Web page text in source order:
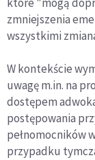
zmniejszenia
wszystkimi
W kontekście
uwagę m.in. na
dostępem
postępowania
pełnomocników
przypadku